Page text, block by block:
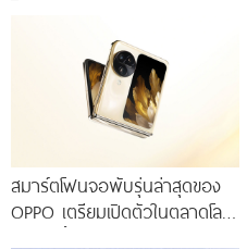
สมาร์ตโฟนจอพับรุ่นล่าสุดของ
OPPO เตรียมเปิดตัวในตลาดโลก